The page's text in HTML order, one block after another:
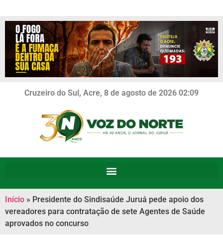
Cruzeiro do Sul, Acre, 8 de agosto de 2026 02:09
Início » Presidente do Sindisaúde Juruá pede apoio dos
vereadores para contratação de sete Agentes de Saúde
aprovados no concurso